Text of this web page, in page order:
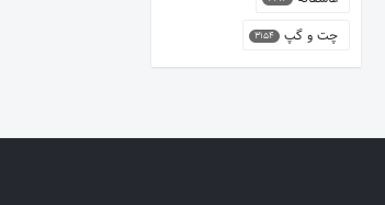
چت و گپ 3154